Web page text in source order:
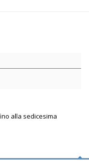
alla sedicesima